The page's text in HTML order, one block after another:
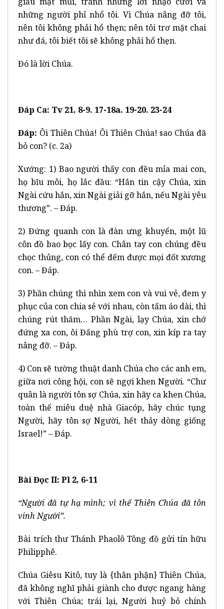
những người phỉ nhổ tôi. Vì Chúa nâng đỡ tôi,
nên tôi không phải hổ thẹn; nên tôi trơ mặt chai
như đá, tôi biết tôi sẽ không phải hổ thẹn.
Đó là lời Chúa.
Đáp Ca: Tv 21, 8-9. 17-18a. 19-20. 23-24
Đáp: Ôi Thiên Chúa! Ôi Thiên Chúa! sao Chúa đã
bỏ con? (c. 2a)
Xướng: 1) Bao người thấy con đều mỉa mai con,
họ bĩu môi, họ lắc đầu: “Hắn tin cậy Chúa, xin
Ngài cứu hắn, xin Ngài giải gỡ hắn, nếu Ngài yêu
thương”. – Đáp.
2) Đứng quanh con là đàn ưng khuyển, một lũ
côn đồ bao bọc lấy con. Chân tay con chúng đều
chọc thủng, con có thể đếm được mọi đốt xương
con. – Đáp.
3) Phần chúng thì nhìn xem con và vui vẻ, đem y
phục của con chia sẻ với nhau, còn tấm áo dài, thì
chúng rút thăm… Phần Ngài, lạy Chúa, xin chớ
đứng xa con, ôi Đấng phù trợ con, xin kíp ra tay
nâng đỡ. – Đáp.
4) Con sẽ tường thuật danh Chúa cho các anh em,
giữa nơi công hội, con sẽ ngợi khen Người. “Chư
quân là người tôn sợ Chúa, xin hãy ca khen Chúa,
toàn thể miêu duệ nhà Giacóp, hãy chúc tụng
Người, hãy tôn sợ Người, hết thảy dòng giống
Israel!” – Đáp.
Bài Đọc II: Pl 2, 6-11
“Người đã tự hạ mình; vì thế Thiên Chúa đã tôn
vinh Người”.
Bài trích thư Thánh Phaolô Tông đồ gửi tín hữu
Philipphê.
Chúa Giêsu Kitô, tuy là {thân phận} Thiên Chúa,
đã không nghĩ phải giành cho được ngang hàng
với Thiên Chúa; trái lại, Người huỷ bỏ chính